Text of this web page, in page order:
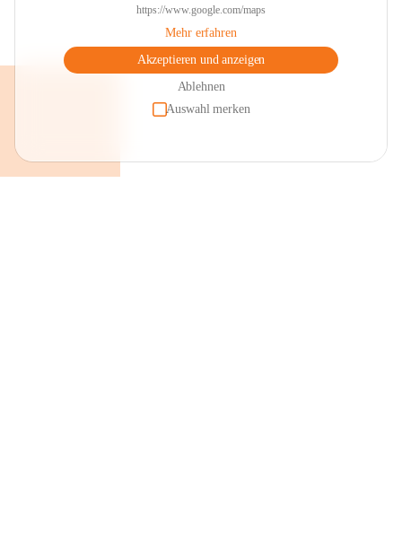
https://www.google.com/maps
Mehr erfahren
Akzeptieren und anzeigen
Ablehnen
Auswahl merken